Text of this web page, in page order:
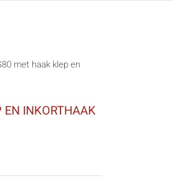
met haak klep en
EN INKORTHAAK